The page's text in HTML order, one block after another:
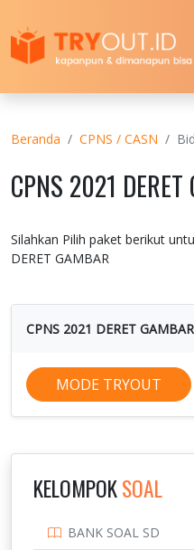
Beranda CPNS / CASN
CPNS 2021 DERET
Silahkan Pilih paket berikut
DERET GAMBAR
CPNS 2021 DERET GAMBAR
MODE TRYOUT
KELOMPOKSOAL
BANK SOAL SD